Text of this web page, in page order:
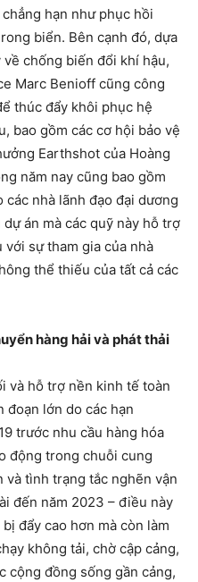
hạn như phục hồi
biển. Bên cạnh đó, dựa
chống biến đổi khí hậu,
Marc Benioff cũng công
thúc đẩy khôi phục hệ
bao gồm các cơ hội bảo vệ
Earthshot của Hoàng
năm nay cũng bao gồm
nhà lãnh đạo đại dương
án mà các quỹ này hỗ trợ
sự tham gia của nhà
thể thiếu của tất cả các
hàng hải và phát thải
và hỗ trợ nền kinh tế toàn
đoạn lớn do các hạn
trước nhu cầu hàng hóa
động trong chuỗi cung
và tình trạng tắc nghẽn vận
đến năm 2023 – điều này
đẩy cao hơn mà còn làm
không tải, chờ cập cảng,
cộng đồng sống gần cảng,